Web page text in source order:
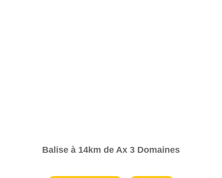
Balise à 14km de Ax 3 Domaines